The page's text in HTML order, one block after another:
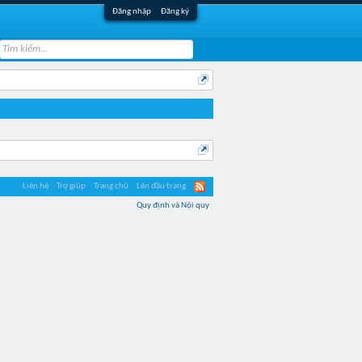
Đăng nhập Đăng ký
Liên hệ Trợ giúp Trang chủ Lên đầu trang
Quy định và Nội quy